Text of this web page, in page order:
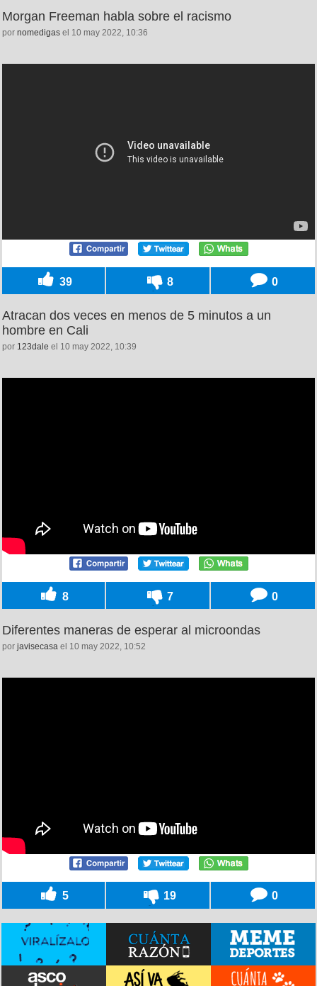
Morgan Freeman habla sobre el racismo
por nomedigas el 10 may 2022, 10:36
39 8 0
Atracan dos veces en menos de 5 minutos a un
hombre en Cali
por 123dale el 10 may 2022, 10:39
8 7 0
Diferentes maneras de esperar al microondas
por javisecasa el 10 may 2022, 10:52
5 19 0